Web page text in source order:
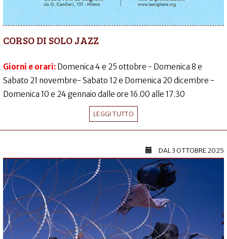
CORSO DI SOLO JAZZ
Giorni e orari: Domenica 4 e 25 ottobre - Domenica 8 e
Sabato 21 novembre- Sabato 12 e Domenica 20 dicembre -
Domenica 10 e 24 gennaio dalle ore 16.00 alle 17.30
LEGGI TUTTO
DAL3 OTTOBRE 2025